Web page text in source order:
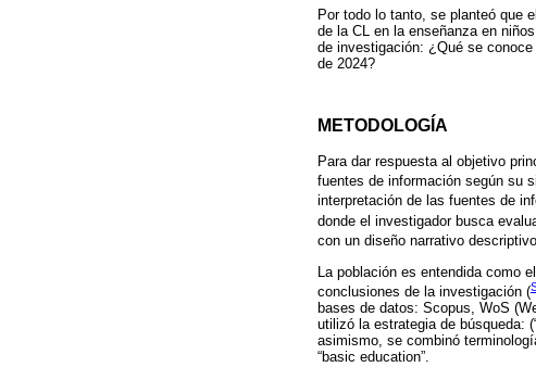
Por todo lo tanto, se planteó que
de la CL en la enseñanza en
de investigación: ¿Qué se
de 2024?
METODOLOGÍA
Para dar respuesta al objetivo
fuentes de información según su
interpretación de las fuentes de
donde el investigador busca
con un diseño narrativo
La población es entendida como
conclusiones de la investigación (
bases de datos: Scopus, WoS
utilizó la estrategia de búsqueda:
asimismo, se combinó
“basic education”.